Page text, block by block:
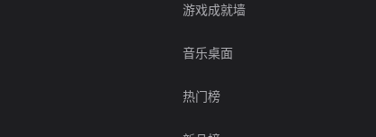
游戏成就墙
音乐桌面
热门榜